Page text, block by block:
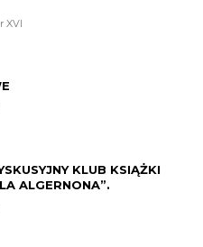
XVI
KLUB KSIĄŻKI
ALGERNONA”.